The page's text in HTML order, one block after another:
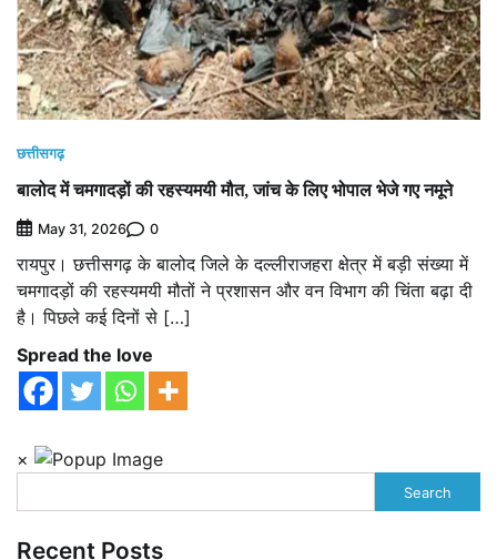
छत्तीसगढ़
बालोद में चमगादड़ों की रहस्यमयी मौत, जांच के लिए भोपाल भेजे गए नमूने
May 31, 2026 0
रायपुर। छत्तीसगढ़ के बालोद जिले के दल्लीराजहरा क्षेत्र में बड़ी संख्या में
चमगादड़ों की रहस्यमयी मौतों ने प्रशासन और वन विभाग की चिंता बढ़ा दी
है। पिछले कई दिनों से […]
Spread the love
×
Search
Recent Posts